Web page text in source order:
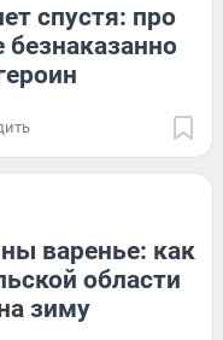
спустя: про
безнаказанно
варенье: как
области
зиму